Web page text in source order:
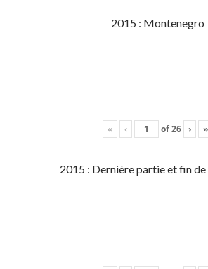
2015 : Montenegro
« ‹ of26 › »
2015 : Dernière partie et fin